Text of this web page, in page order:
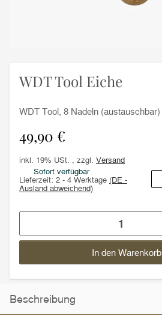
WDT Tool Eiche
WDT Tool, 8 Nadeln (austauschbar)
49,90 €
inkl. 19% USt. , zzgl. Versand
Sofort verfügbar
Lieferzeit: 2 - 4 Werktage (DE -
Ausland abweichend)
In den Warenkorb
Beschreibung